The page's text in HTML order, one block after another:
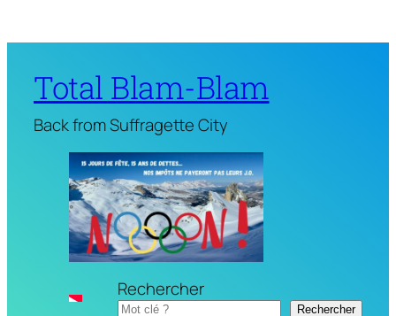
Total Blam-Blam
Back from Suffragette City
Rechercher
Rechercher